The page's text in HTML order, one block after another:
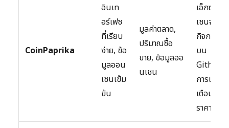
CoinPaprika
อินเท
อร์เฟซ
ที่เรียบ
ง่าย, ข้อ
มูลออน
เชนเข้ม
ข้น
มูลค่าตลาด,
ปริมาณซื้อ
ขาย, ข้อมูลออ
นเชน
เอ็กซ์
เชนจ์,
กิจกรรม
บน
Github,
การแจ้ง
เตือน
ราคา